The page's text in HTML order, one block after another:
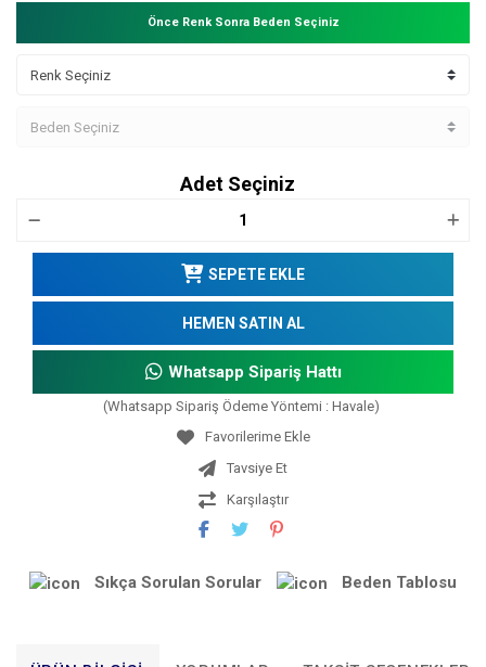
Önce Renk Sonra Beden Seçiniz
Adet Seçiniz
SEPETE EKLE
HEMEN SATIN AL
Whatsapp Sipariş Hattı
(Whatsapp Sipariş Ödeme Yöntemi : Havale)
Tavsiye Et
Karşılaştır
Sıkça Sorulan Sorular Beden Tablosu